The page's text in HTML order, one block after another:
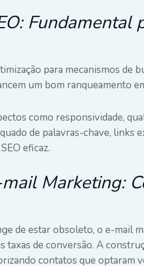
Fundamental
para mecanismos de
um bom ranqueamento
como responsividade,
de palavras-chave, links
eficaz.
Marketing:
de estar obsoleto, o e-mail
taxas de conversão. A
contatos que optaram